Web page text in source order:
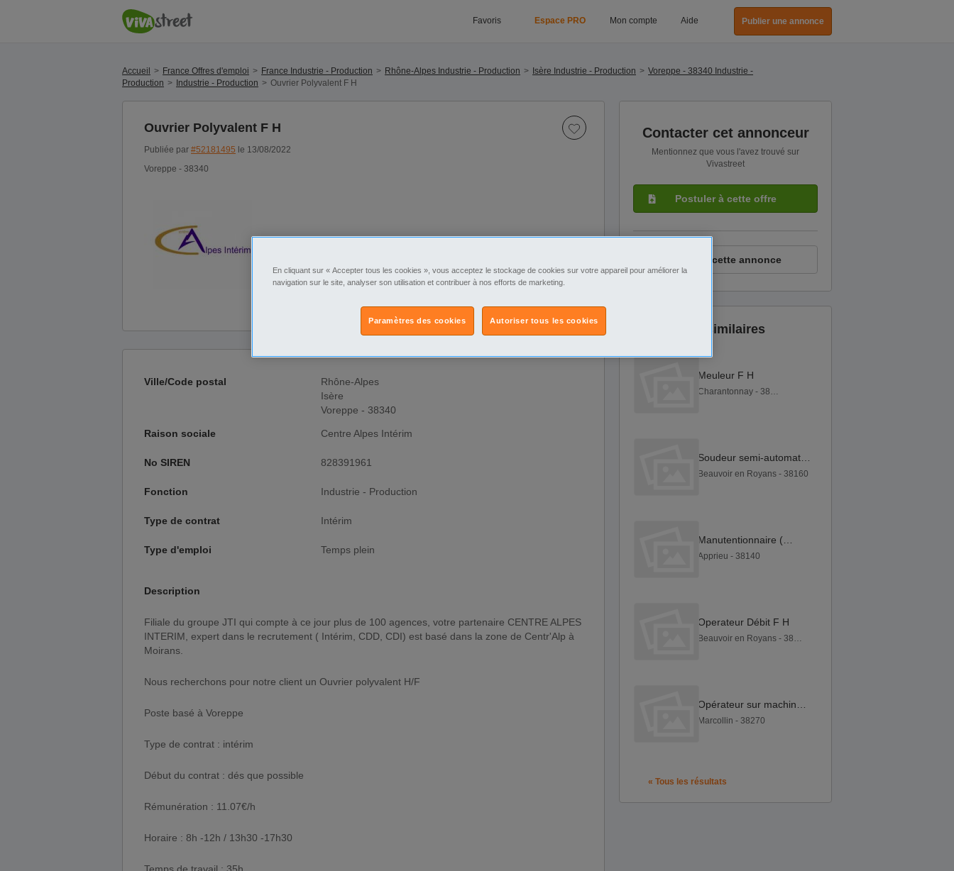
Favoris Espace PRO Mon compte Aide Publier une annonce
Accueil France Offres d'emploi France Industrie - Production Rhône-Alpes Industrie - Production Isère Industrie - Production
Voreppe - 38340 Industrie -
Production
Industrie - Production Ouvrier Polyvalent F H
Ouvrier Polyvalent F H
Publiée par #52181495 le 13/08/2022
Voreppe - 38340
Ville/Code postal
Rhône-Alpes
Isère
Voreppe - 38340
Raison sociale Centre Alpes Intérim
No SIREN 828391961
Fonction Industrie - Production
Type de contrat Intérim
Type d'emploi Temps plein
Description
Filiale du groupe JTI qui compte à ce jour plus de 100 agences, votre partenaire CENTRE ALPES
INTERIM, expert dans le recrutement ( Intérim, CDD, CDI) est basé dans la zone de Centr'Alp à
Moirans.
Nous recherchons pour notre client un Ouvrier polyvalent H/F
Poste basé à Voreppe
Type de contrat : intérim
Début du contrat : dés que possible
Rémunération : 11.07€/h
Horaire : 8h -12h / 13h30 -17h30
Contacter cet annonceur
Mentionnez que vous l'avez trouvé sur
Vivastreet
Postuler à cette offre
Signaler cette annonce
Annonces similaires
Meuleur F H
Beauvoir en Royans - 38160
Apprieu - 38140
Operateur Débit F H
Marcollin - 38270
« Tous les résultats
En cliquant sur « Accepter tous les cookies », vous acceptez le stockage de cookies sur votre appareil pour améliorer la
navigation sur le site, analyser son utilisation et contribuer à nos efforts de marketing.
Autoriser tous les cookies
Paramètres des cookies